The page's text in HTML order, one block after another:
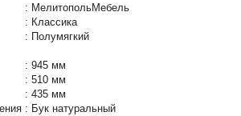
: МелитопольМебель
: Классика
: Полумягкий
: 945 мм
: 510 мм
: 435 мм
: Бук натуральный